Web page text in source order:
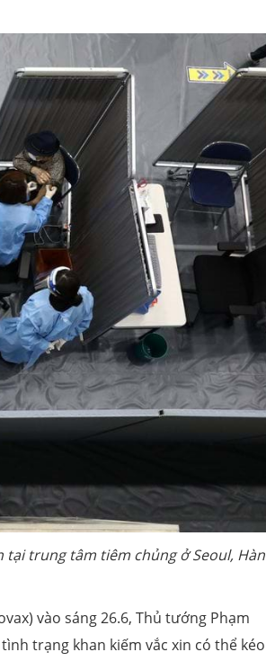
tại trung tâm tiêm chủng ở Seoul, Hàn
vào sáng 26.6, Thủ tướng Phạm
trạng khan kiếm vắc xin có thể kéo